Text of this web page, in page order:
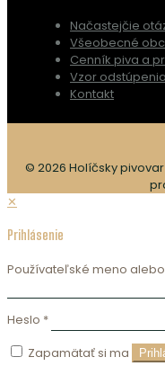
Načastejčie
Všeobecné
Cenník piva a
Vzor
Kontakt
© 2026 Holíčsky
✕
Prihlásenie
Používateľské meno
Heslo *
Zapamätať si ma